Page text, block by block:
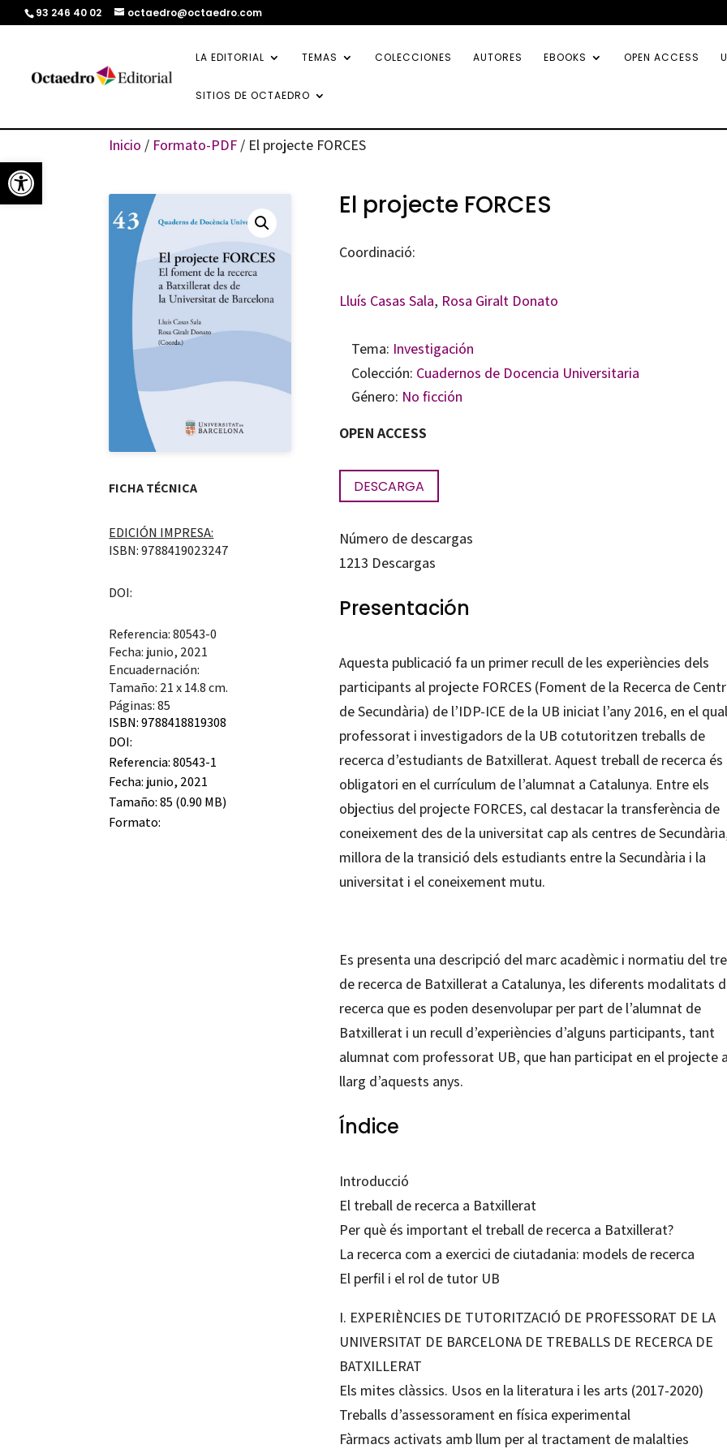
Abrir barra de herramientas
93 246 40 02 octaedro@octaedro.com
LA EDITORIAL TEMAS COLECCIONES AUTORES EBOOKS OPEN ACCESS
SITIOS DE OCTAEDRO
Inicio / Formato-PDF / El projecte FORCES
FICHA TÉCNICA
EDICIÓN IMPRESA:
ISBN: 9788419023247
DOI:
Referencia: 80543-0
Fecha: junio, 2021
Encuadernación:
Tamaño: 21 x 14.8 cm.
Páginas: 85
ISBN: 9788418819308
DOI:
Referencia: 80543-1
Fecha: junio, 2021
Tamaño: 85 (0.90 MB)
Formato:
El projecte FORCES
Coordinació:
Lluís Casas Sala, Rosa Giralt Donato
Tema: Investigación
Colección: Cuadernos de Docencia Universitaria
Género: No ficción
OPEN ACCESS
DESCARGA
Número de descargas
1213 Descargas
Presentación
Aquesta publicació fa un primer recull de les experiències dels
participants al projecte FORCES (Foment de la Recerca de
de Secundària) de l’IDP-ICE de la UB iniciat l’any 2016, en el qual
professorat i investigadors de la UB cotutoritzen treballs de
recerca d’estudiants de Batxillerat. Aquest treball de recerca és
obligatori en el currículum de l’alumnat a Catalunya. Entre els
objectius del projecte FORCES, cal destacar la transferència de
coneixement des de la universitat cap als centres de
millora de la transició dels estudiants entre la Secundària i la
universitat i el coneixement mutu.
Es presenta una descripció del marc acadèmic i normatiu del
de recerca de Batxillerat a Catalunya, les diferents modalitats
recerca que es poden desenvolupar per part de l’alumnat de
Batxillerat i un recull d’experiències d’alguns participants, tant
alumnat com professorat UB, que han participat en el projecte
llarg d’aquests anys.
Índice
Introducció
El treball de recerca a Batxillerat
Per què és important el treball de recerca a Batxillerat?
La recerca com a exercici de ciutadania: models de recerca
El perfil i el rol de tutor UB
I. EXPERIÈNCIES DE TUTORITZACIÓ DE PROFESSORAT DE LA
UNIVERSITAT DE BARCELONA DE TREBALLS DE RECERCA DE
BATXILLERAT
Els mites clàssics. Usos en la literatura i les arts (2017-2020)
Treballs d’assessorament en física experimental
Fàrmacs activats amb llum per al tractament de malalties